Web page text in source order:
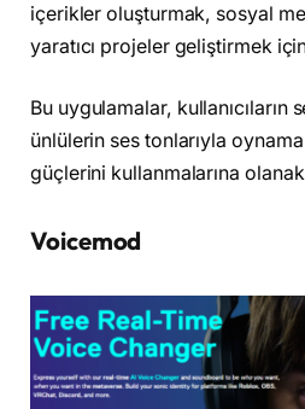
içerikler oluşturmak, sosyal
yaratıcı projeler geliştirmek
Bu uygulamalar,
ünlülerin ses tonlarıyla
güçlerini kullanmalarına olanak
Voicemod